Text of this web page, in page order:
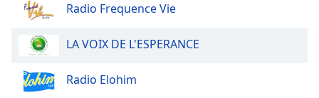
Radio Frequence Vie
LA VOIX DE L'ESPERANCE
Radio Elohim